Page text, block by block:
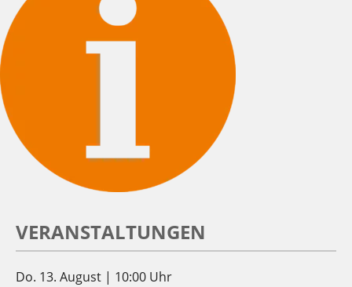
VERANSTALTUNGEN
Do. 13. August | 10:00 Uhr